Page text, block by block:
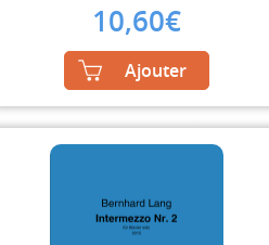
10,60€
Ajouter